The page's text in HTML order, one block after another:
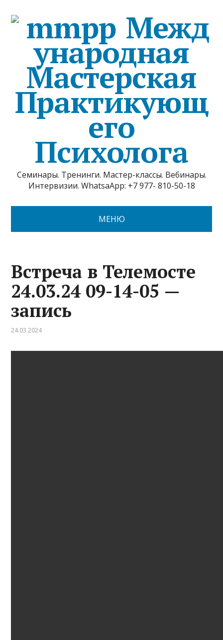
Межд
ународная
Мастерская
Практикующ
его
Психолога
Семинары. Тренинги. Мастер-классы. Вебинары.
Интервизии. WhatsaApp: +7 977- 810-50-18
МЕНЮ
Встреча в Телемосте
24.03.24 09-14-05 —
запись
24.03.2024